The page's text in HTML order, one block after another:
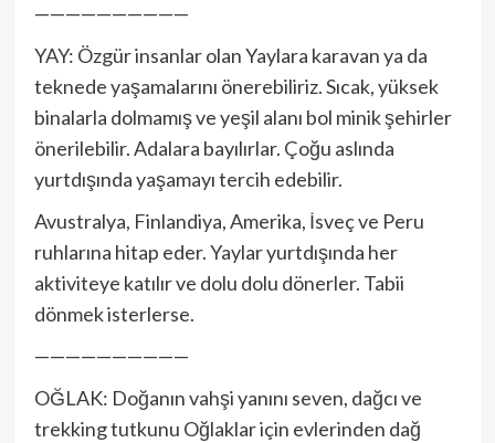
——————————
YAY: Özgür insanlar olan Yaylara karavan ya da
teknede yaşamalarını önerebiliriz. Sıcak, yüksek
binalarla dolmamış ve yeşil alanı bol minik şehirler
önerilebilir. Adalara bayılırlar. Çoğu aslında
yurtdışında yaşamayı tercih edebilir.
Avustralya, Finlandiya, Amerika, İsveç ve Peru
ruhlarına hitap eder. Yaylar yurtdışında her
aktiviteye katılır ve dolu dolu dönerler. Tabii
dönmek isterlerse.
——————————
OĞLAK: Doğanın vahşi yanını seven, dağcı ve
trekking tutkunu Oğlaklar için evlerinden dağ